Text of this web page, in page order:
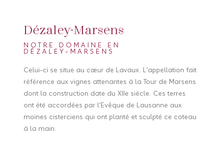
Dézaley-Marsens
NOTRE DOMAINE EN
DÉZALEY-MARSENS
Celui-ci se situe au cœur de Lavaux. L'appellation fait
référence aux vignes attenantes à la Tour de Marsens
dont la construction date du XIIe siècle. Ces terres
ont été accordées par l'Evêque de Lausanne aux
moines cisterciens qui ont planté et sculpté ce coteau
à la main.